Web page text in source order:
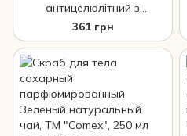
антицелюлітний з
екстрактом ягід годжі та
перцю чилі натуральний,
ТМ "Comex", 250 мл
361 грн